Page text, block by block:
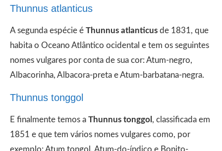
Thunnus atlanticus
A segunda espécie é Thunnus atlanticus de 1831, que
habita o Oceano Atlântico ocidental e tem os seguintes
nomes vulgares por conta de sua cor: Atum-negro,
Albacorinha, Albacora-preta e Atum-barbatana-negra.
Thunnus tonggol
E finalmente temos a Thunnus tonggol , classificada em
1851 e que tem vários nomes vulgares como, por